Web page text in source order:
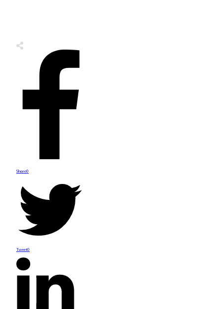
Share0
Tweet0